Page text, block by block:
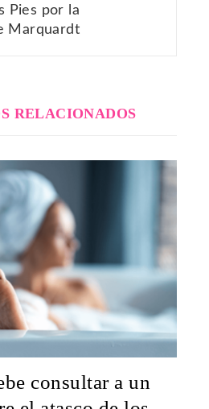
Pies por la
Marquardt
RELACIONADOS
consultar a un